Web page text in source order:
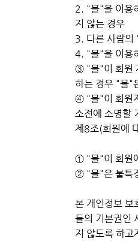
2. "몰"을 이용
지 않는 경우
3. 다른 사람의
4. "몰"을 이용
③ "몰"이 회원
하는 경우 "몰"
④ "몰"이 회원
소전에 소명할
제8조(회원에
① "몰"이 회원
② "몰"은 불특
본 개인정보 보
들의 기본권인
지 않도록 하고